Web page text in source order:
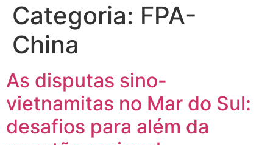
Categoria: FPA-
China
As disputas sino-
vietnamitas no Mar do Sul:
desafios para além da